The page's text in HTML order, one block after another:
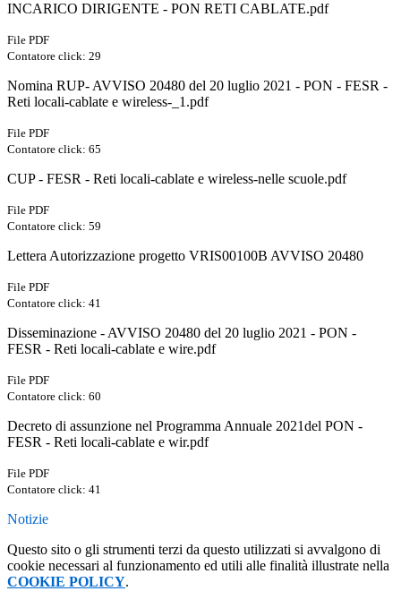
INCARICO DIRIGENTE - PON RETI CABLATE.pdf
File PDF
Contatore click: 29
Nomina RUP- AVVISO 20480 del 20 luglio 2021 - PON - FESR -
Reti locali-cablate e wireless-_1.pdf
File PDF
Contatore click: 65
CUP - FESR - Reti locali-cablate e wireless-nelle scuole.pdf
File PDF
Contatore click: 59
Lettera Autorizzazione progetto VRIS00100B AVVISO 20480
File PDF
Contatore click: 41
Disseminazione - AVVISO 20480 del 20 luglio 2021 - PON -
FESR - Reti locali-cablate e wire.pdf
File PDF
Contatore click: 60
Decreto di assunzione nel Programma Annuale 2021del PON -
FESR - Reti locali-cablate e wir.pdf
File PDF
Contatore click: 41
Notizie
Questo sito o gli strumenti terzi da questo utilizzati si avvalgono di
cookie necessari al funzionamento ed utili alle finalità illustrate nella
COOKIE POLICY.